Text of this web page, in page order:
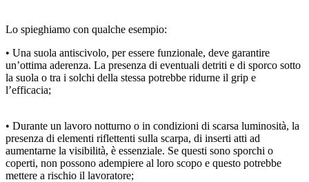
Lo spieghiamo con qualche esempio:
• Una suola antiscivolo, per essere funzionale, deve garantire
un’ottima aderenza. La presenza di eventuali detriti e di sporco sotto
la suola o tra i solchi della stessa potrebbe ridurne il grip e
l’efficacia;
• Durante un lavoro notturno o in condizioni di scarsa luminosità, la
presenza di elementi riflettenti sulla scarpa, di inserti atti ad
aumentarne la visibilità, è essenziale. Se questi sono sporchi o
coperti, non possono adempiere al loro scopo e questo potrebbe
mettere a rischio il lavoratore;